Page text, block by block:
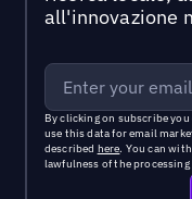
all'innovazione
By clicking on subscribe
use this data for email
described here. You can
lawfulness of the